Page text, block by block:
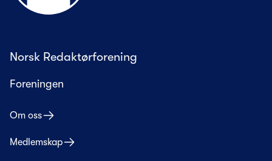
Norsk Redaktørforening
Foreningen
Om oss
Medlemskap